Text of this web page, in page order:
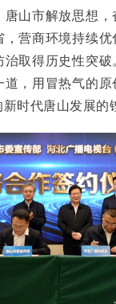
唐山市解放思想
营商环境持续
取得历史性突
，用冒热气的
时代唐山发展的